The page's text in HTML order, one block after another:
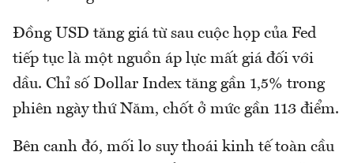
Đồng USD tăng giá từ sau cuộc họp của Fed
tiếp tục là một nguồn áp lực mất giá đối với
dầu. Chỉ số Dollar Index tăng gần 1,5% trong
phiên ngày thứ Năm, chốt ở mức gần 113 điểm.
Bên canh đó, mối lo suy thoái kinh tế toàn cầu